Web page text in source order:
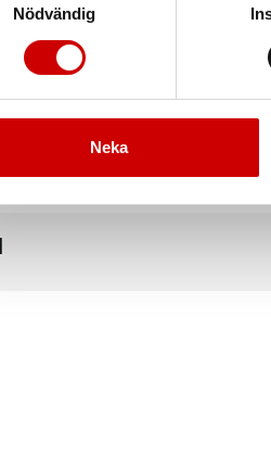
Nödvändig
Neka